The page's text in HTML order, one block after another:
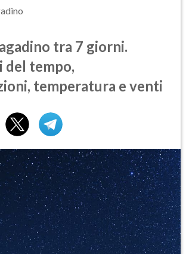
tra 7 giorni.
del tempo,
temperatura e venti